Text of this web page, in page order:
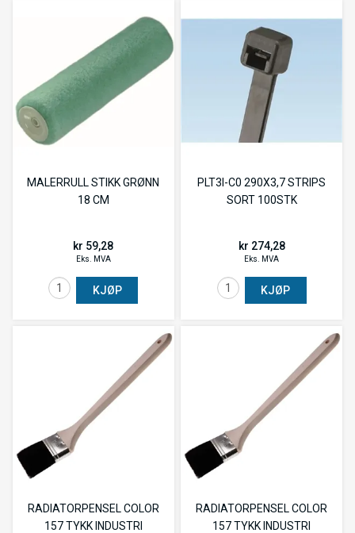
MALERRULL STIKK GRØNN
18 CM
kr 59,28
Eks. MVA
KJØP
PLT3I-C0 290X3,7 STRIPS
SORT 100STK
kr 274,28
Eks. MVA
KJØP
RADIATORPENSEL COLOR
157 TYKK INDUSTRI
RADIATORPENSEL COLOR
157 TYKK INDUSTRI